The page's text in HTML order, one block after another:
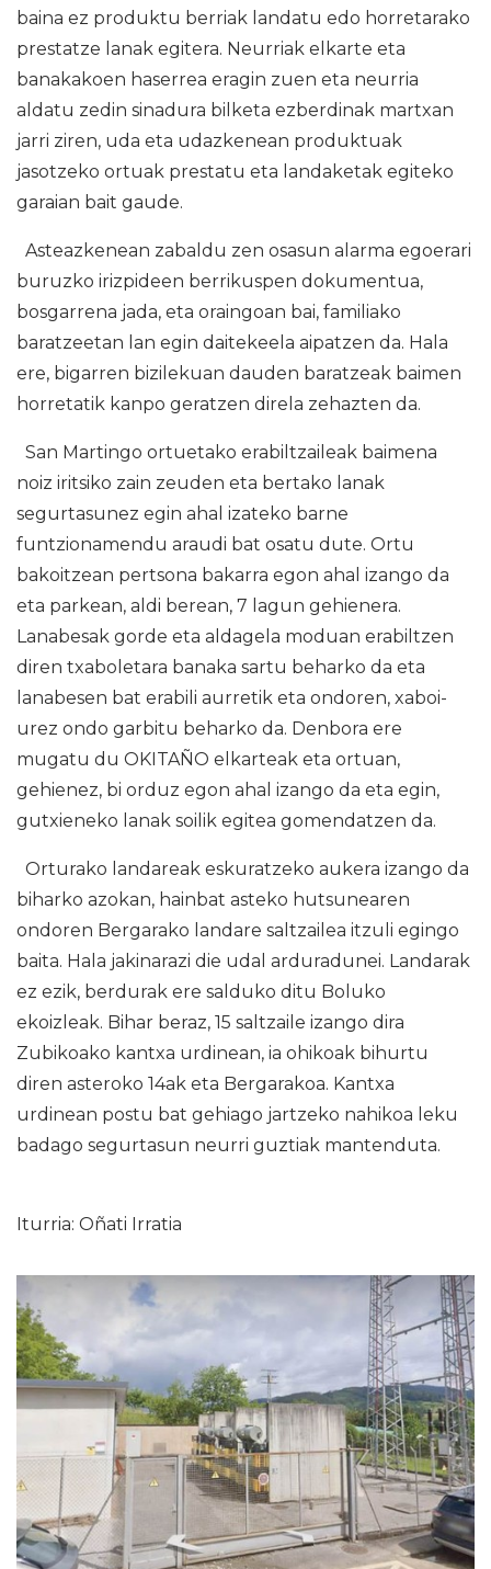
baina ez produktu berriak landatu edo horretarako
prestatze lanak egitera. Neurriak elkarte eta
banakakoen haserrea eragin zuen eta neurria
aldatu zedin sinadura bilketa ezberdinak martxan
jarri ziren, uda eta udazkenean produktuak
jasotzeko ortuak prestatu eta landaketak egiteko
garaian bait gaude.
Asteazkenean zabaldu zen osasun alarma egoerari
buruzko irizpideen berrikuspen dokumentua,
bosgarrena jada, eta oraingoan bai, familiako
baratzeetan lan egin daitekeela aipatzen da. Hala
ere, bigarren bizilekuan dauden baratzeak baimen
horretatik kanpo geratzen direla zehazten da.
San Martingo ortuetako erabiltzaileak baimena
noiz iritsiko zain zeuden eta bertako lanak
segurtasunez egin ahal izateko barne
funtzionamendu araudi bat osatu dute. Ortu
bakoitzean pertsona bakarra egon ahal izango da
eta parkean, aldi berean, 7 lagun gehienera.
Lanabesak gorde eta aldagela moduan erabiltzen
diren txaboletara banaka sartu beharko da eta
lanabesen bat erabili aurretik eta ondoren, xaboi-
urez ondo garbitu beharko da. Denbora ere
mugatu du OKITAÑO elkarteak eta ortuan,
gehienez, bi orduz egon ahal izango da eta egin,
gutxieneko lanak soilik egitea gomendatzen da.
Orturako landareak eskuratzeko aukera izango da
biharko azokan, hainbat asteko hutsunearen
ondoren Bergarako landare saltzailea itzuli egingo
baita. Hala jakinarazi die udal arduradunei. Landarak
ez ezik, berdurak ere salduko ditu Boluko
ekoizleak. Bihar beraz, 15 saltzaile izango dira
Zubikoako kantxa urdinean, ia ohikoak bihurtu
diren asteroko 14ak eta Bergarakoa. Kantxa
urdinean postu bat gehiago jartzeko nahikoa leku
badago segurtasun neurri guztiak mantenduta.
Iturria: Oñati Irratia